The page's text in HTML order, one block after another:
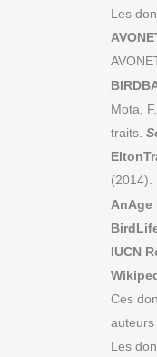
Les
Mota,
traits.
(2014).
AnAge
IUCN
Ces
auteurs
Les